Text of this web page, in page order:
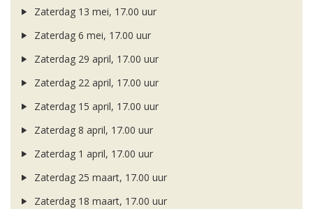
Zaterdag 13 mei, 17.00 uur
Zaterdag 6 mei, 17.00 uur
Zaterdag 29 april, 17.00 uur
Zaterdag 22 april, 17.00 uur
Zaterdag 15 april, 17.00 uur
Zaterdag 8 april, 17.00 uur
Zaterdag 1 april, 17.00 uur
Zaterdag 25 maart, 17.00 uur
Zaterdag 18 maart, 17.00 uur